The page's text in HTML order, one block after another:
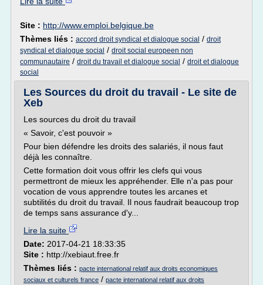
Site : http://www.emploi.belgique.be
Thèmes liés : accord droit syndical et dialogue social / droit
syndical et dialogue social / droit social europeen non
communautaire / droit du travail et dialogue social / droit et dialogue
social
Les Sources du droit du travail - Le site de
Xeb
Les sources du droit du travail
« Savoir, c'est pouvoir »
Pour bien défendre les droits des salariés, il nous faut
déjà les connaître.
Cette formation doit vous offrir les clefs qui vous
permettront de mieux les appréhender. Elle n'a pas pour
vocation de vous apprendre toutes les arcanes et
subtilités du droit du travail. Il nous faudrait beaucoup trop
de temps sans assurance d'y...
Lire la suite
Date: 2017-04-21 18:33:35
Site : http://xebiaut.free.fr
Thèmes liés : pacte international relatif aux droits economiques
sociaux et culturels france / pacte international relatif aux droits